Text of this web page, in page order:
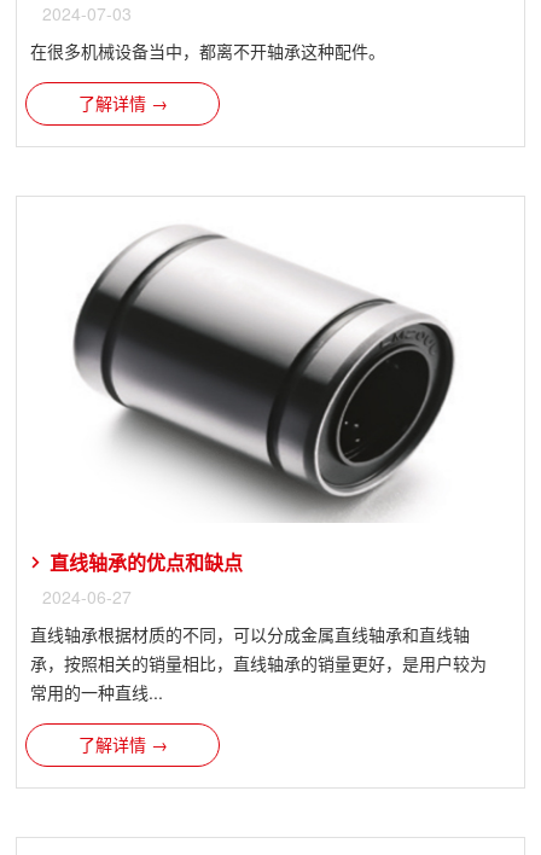
2024-07-03
在很多机械设备当中，都离不开轴承这种配件。
了解详情 →
直线轴承的优点和缺点
2024-06-27
直线轴承根据材质的不同，可以分成金属直线轴承和直线轴
承，按照相关的销量相比，直线轴承的销量更好，是用户较为
常用的一种直线...
了解详情 →